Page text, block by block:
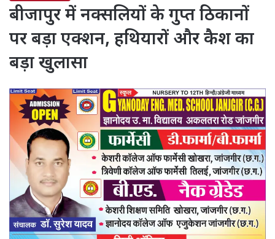
बीजापुर में नक्सलियों के गुप्त ठिकानों
पर बड़ा एक्शन, हथियारों और कैश का
बड़ा खुलासा